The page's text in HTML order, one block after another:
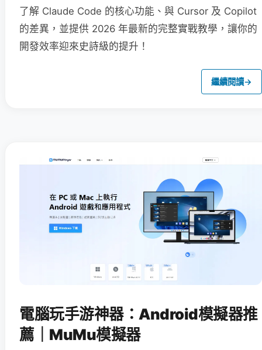
了解 Claude Code 的核心功能、與 Cursor 及 Copilot
的差異，並提供 2026 年最新的完整實戰教學，讓你的
開發效率迎來史詩級的提升！
繼續閱讀→
電腦玩手游神器：Android模擬器推
薦｜MuMu模擬器